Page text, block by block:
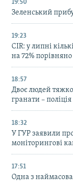
19:50
Зеленський
19:23
CIR: у липні
на 72%
18:57
Двоє людей
гранати – поліція
18:32
У ГУР заявили
моніторингові
17:51
Одна з